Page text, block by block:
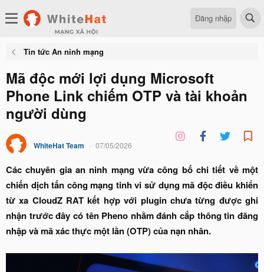
Đăng nhập
Tin tức An ninh mạng
Mã độc mới lợi dụng Microsoft
Phone Link chiếm OTP và tài khoản
người dùng
WhiteHat Team 07/05/2026
Các chuyên gia an ninh mạng vừa công bố chi tiết về một
chiến dịch tấn công mạng tinh vi sử dụng mã độc điều khiển
từ xa CloudZ RAT kết hợp với plugin chưa từng được ghi
nhận trước đây có tên Pheno nhằm đánh cắp thông tin đăng
nhập và mã xác thực một lần (OTP) của nạn nhân.